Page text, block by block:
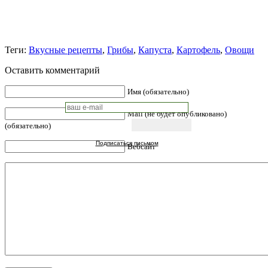
Подписаться письмом
Теги: Вкусные рецепты, Грибы, Капуста, Картофель, Овощи
Оставить комментарий
Имя (обязательно)
Mail (не будет опубликовано)
(обязательно)
Вебсайт